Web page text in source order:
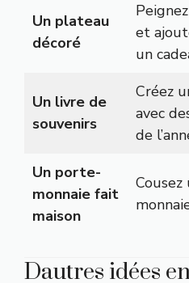
Un plateau
décoré
et
un
Un livre de
souvenirs
Créez
avec
de
Un porte-
monnaie fait
maison
Dautres idées